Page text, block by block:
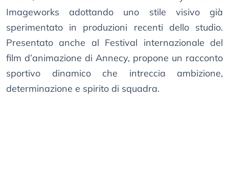
Imageworks adottando uno stile visivo già
sperimentato in produzioni recenti dello studio.
Presentato anche al Festival internazionale del
film d’animazione di Annecy, propone un racconto
sportivo dinamico che intreccia ambizione,
determinazione e spirito di squadra.